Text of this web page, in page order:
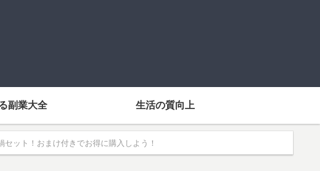
副業大全 生活の質向上
セット！おまけ付きでお得に購入しよう！